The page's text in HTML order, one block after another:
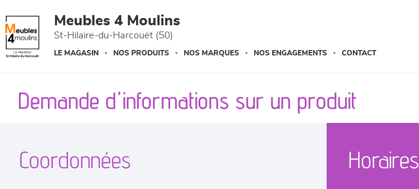
Meubles 4 Moulins
St-Hilaire-du-Harcouët (50)
LE MAGASIN NOS PRODUITS NOS MARQUES NOS ENGAGEMENTS CONTACT
Demande d'informations sur un produit
Coordonnées Horaires